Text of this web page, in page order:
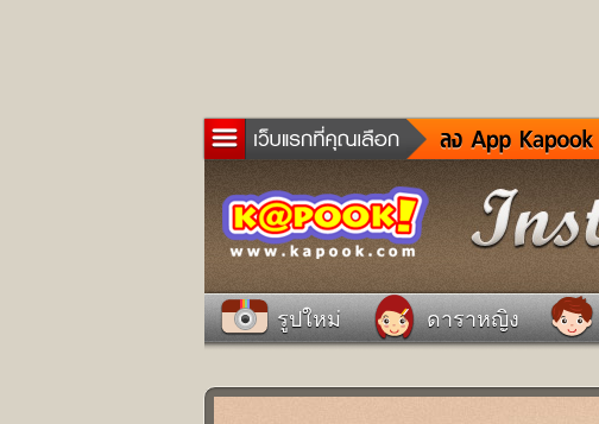
ข่าวด่วน
ละคร
เกม
ดูดวง
ผู้ชาย
dictionary
รูปใหม่ ดาราหญิง